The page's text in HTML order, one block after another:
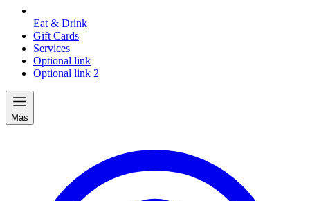
Eat & Drink
Gift Cards
Services
Optional link
Optional link 2
Más